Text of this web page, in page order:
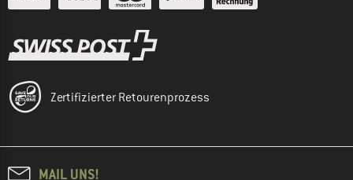
Zertifizierter Retourenprozess
MAIL UNS!